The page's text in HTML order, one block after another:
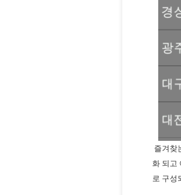
즐겨찾
화 되고
로 구성